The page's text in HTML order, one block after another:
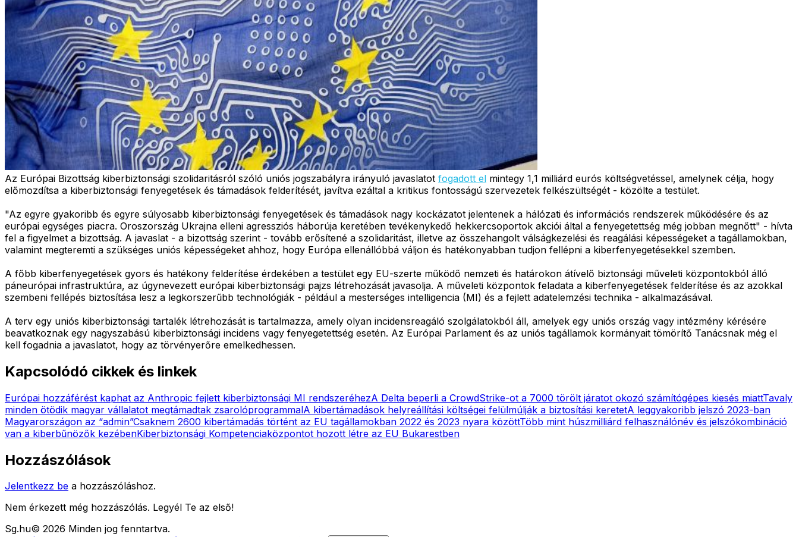
Az Európai Bizottság kiberbiztonsági szolidaritásról szóló uniós jogszabályra irányuló javaslatot fogadott el mintegy 1,1 milliárd eurós költségvetéssel, amelynek célja, hogy
előmozdítsa a kiberbiztonsági fenyegetések és támadások felderítését, javítva ezáltal a kritikus fontosságú szervezetek felkészültségét - közölte a testület.
"Az egyre gyakoribb és egyre súlyosabb kiberbiztonsági fenyegetések és támadások nagy kockázatot jelentenek a hálózati és információs rendszerek működésére és az
európai egységes piacra. Oroszország Ukrajna elleni agressziós háborúja keretében tevékenykedő hekkercsoportok akciói által a fenyegetettség még jobban megnőtt" - hívta
fel a figyelmet a bizottság. A javaslat - a bizottság szerint - tovább erősítené a szolidaritást, illetve az összehangolt válságkezelési és reagálási képességeket a tagállamokban,
valamint megteremti a szükséges uniós képességeket ahhoz, hogy Európa ellenállóbbá váljon és hatékonyabban tudjon fellépni a kiberfenyegetésekkel szemben.
A főbb kiberfenyegetések gyors és hatékony felderítése érdekében a testület egy EU-szerte működő nemzeti és határokon átívelő biztonsági műveleti központokból álló
páneurópai infrastruktúra, az úgynevezett európai kiberbiztonsági pajzs létrehozását javasolja. A műveleti központok feladata a kiberfenyegetések felderítése és az azokkal
szembeni fellépés biztosítása lesz a legkorszerűbb technológiák - például a mesterséges intelligencia (MI) és a fejlett adatelemzési technika - alkalmazásával.
A terv egy uniós kiberbiztonsági tartalék létrehozását is tartalmazza, amely olyan incidensreagáló szolgálatokból áll, amelyek egy uniós ország vagy intézmény kérésére
beavatkoznak egy nagyszabású kiberbiztonsági incidens vagy fenyegetettség esetén. Az Európai Parlament és az uniós tagállamok kormányait tömörítő Tanácsnak még el
kell fogadnia a javaslatot, hogy az törvényerőre emelkedhessen.
Kapcsolódó cikkek és linkek
Európai hozzáférést kaphat az Anthropic fejlett kiberbiztonsági MI rendszeréhezA Delta beperli a CrowdStrike-ot a 7000 törölt járatot okozó számítógépes kiesés miattTavaly
minden ötödik magyar vállalatot megtámadtak zsarolóprogrammalA kibertámadások helyreállítási költségei felülmúlják a biztosítási keretetA leggyakoribb jelszó 2023-ban
Magyarországon az “admin”Csaknem 2600 kibertámadás történt az EU tagállamokban 2022 és 2023 nyara közöttTöbb mint húszmilliárd felhasználónév és jelszókombináció
van a kiberbűnözők kezébenKiberbiztonsági Kompetenciaközpontot hozott létre az EU Bukarestben
Hozzászólások
Jelentkezz be a hozzászóláshoz.
Nem érkezett még hozzászólás. Legyél Te az első!
Sg.hu© 2026 Minden jog fenntartva.